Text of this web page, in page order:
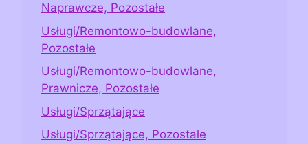
Naprawcze, Pozostałe
Usługi/Remontowo-budowlane,
Pozostałe
Usługi/Remontowo-budowlane,
Prawnicze, Pozostałe
Usługi/Sprzątające
Usługi/Sprzątające, Pozostałe